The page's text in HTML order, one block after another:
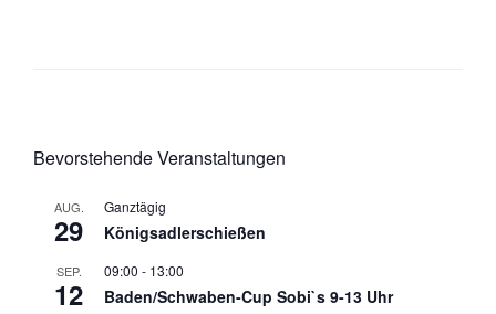
Bevorstehende Veranstaltungen
AUG.
29
Ganztägig
Königsadlerschießen
SEP.
12
09:00 - 13:00
Baden/Schwaben-Cup Sobi`s 9-13 Uhr